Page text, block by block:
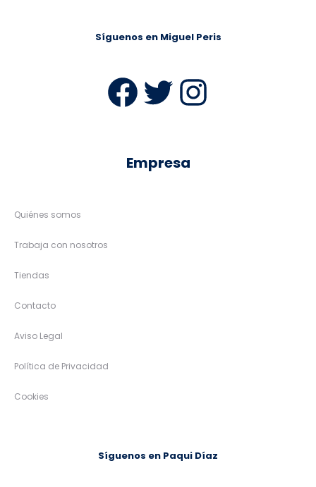
Síguenos en Miguel Peris
Facebook
Twitter
Empresa
Quiénes somos
Trabaja con nosotros
Tiendas
Contacto
Aviso Legal
Política de Privacidad
Cookies
Síguenos en Paqui Díaz